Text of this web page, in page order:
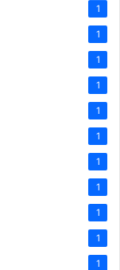
1
1
1
1
1
1
1
1
1
1
1